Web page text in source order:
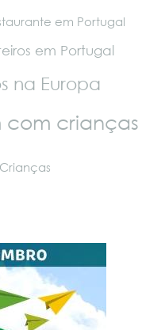
em Portugal
em Portugal
na Europa
com crianças